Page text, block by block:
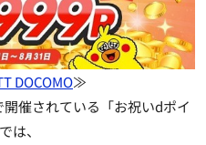
DOCOMO≫
催されている「お祝いdポイ
は、